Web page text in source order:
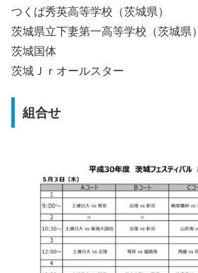
つくば秀英高等学校（茨城県）
茨城県立下妻第一高等学校（茨城県）
茨城国体
茨城Ｊｒオールスター
組合せ